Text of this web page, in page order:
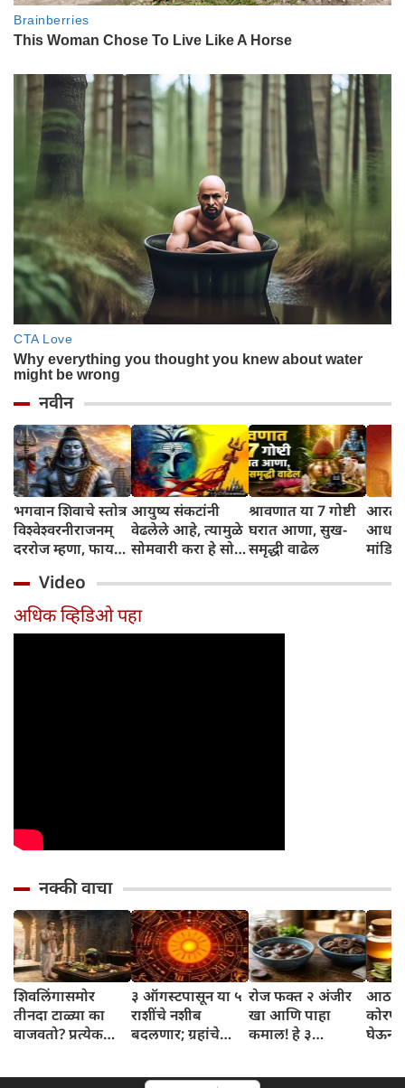
नवीन
भगवान शिवाचे स्तोत्र
विश्वेश्वरनीराजनम्
दररोज म्हणा, फायदे
आयुष्य संकटांनी
वेढलेले आहे, त्यामुळे
सोमवारी करा हे सोपे
श्रावणात या 7 गोष्टी
घरात आणा, सुख-
समृद्धी वाढेल
आरती
आधार
Video
अधिक व्हिडिओ पहा
नक्की वाचा
शिवलिंगासमोर
तीनदा टाळ्या का
वाजवतो? प्रत्येक
३ ऑगस्टपासून या ५
राशींचे नशीब
बदलणार; ग्रहांचे
रोज फक्त २ अंजीर
खा आणि पाहा
कमाल! हे ३
घेऊन